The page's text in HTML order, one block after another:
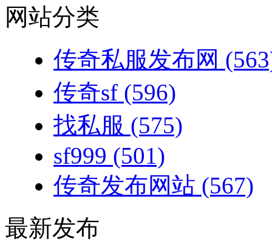
网站分类
传奇私服发布网
传奇sf (596)
找私服 (575)
sf999 (501)
传奇发布网站 (567)
最新发布